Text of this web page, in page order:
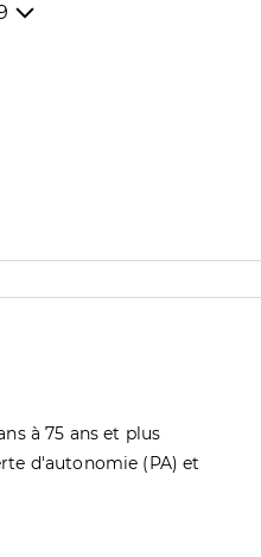
à 75 ans et plus
d'autonomie (PA) et